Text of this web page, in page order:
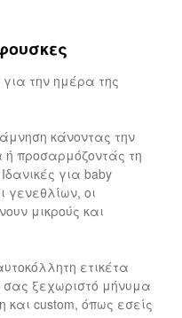
την ημέρα της
κάνοντας την
προσαρμόζοντάς τη
για baby
γενεθλίων, οι
μικρούς και
ετικέτα
σας ξεχωριστό μήνυμα
και custom, όπως εσείς